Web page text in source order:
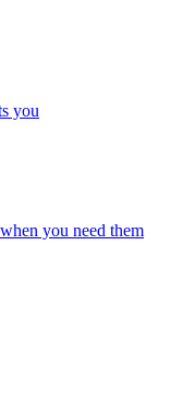
you
you need them